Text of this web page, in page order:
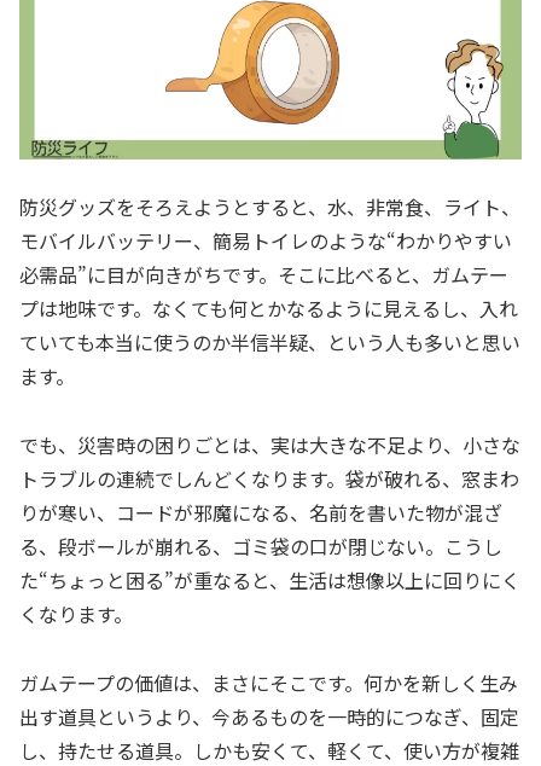
防災グッズをそろえようとすると、水、非常食、ライト、
モバイルバッテリー、簡易トイレのような“わかりやすい
必需品”に目が向きがちです。そこに比べると、ガムテー
プは地味です。なくても何とかなるように見えるし、入れ
ていても本当に使うのか半信半疑、という人も多いと思い
ます。
でも、災害時の困りごとは、実は大きな不足より、小さな
トラブルの連続でしんどくなります。袋が破れる、窓まわ
りが寒い、コードが邪魔になる、名前を書いた物が混ざ
る、段ボールが崩れる、ゴミ袋の口が閉じない。こうし
た“ちょっと困る”が重なると、生活は想像以上に回りにく
くなります。
ガムテープの価値は、まさにそこです。何かを新しく生み
出す道具というより、今あるものを一時的につなぎ、固定
し、持たせる道具。しかも安くて、軽くて、使い方が複雑